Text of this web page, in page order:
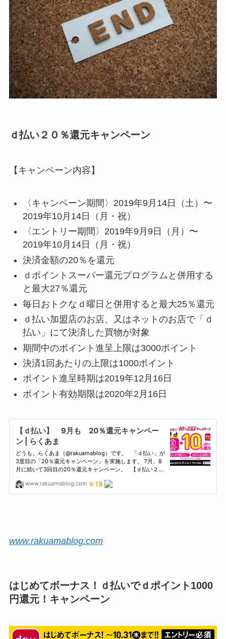
ｄ払い２０％還元キャンペーン
【キャンペーン内容】
〈キャンペーン期間〉2019年9月14日（土）〜
2019年10月14日（月・祝）
〈エントリー期間〉2019年9月9日（月）〜
2019年10月14日（月・祝）
決済金額の20％を還元
ｄポイントスーパー還元プログラムと併用する
と最大27％還元
毎日おトクなｄ曜日と併用すると最大25％還元
ｄ払い加盟店のお店、又はネットのお店で「ｄ
払い」にて決済した買物が対象
期間中のポイント進呈上限は3000ポイント
決済1回あたりの上限は1000ポイント
ポイント進呈時期は2019年12月16日
ポイント有効期限は2020年2月16日
www.rakuamablog.com
はじめてボーナス！ｄ払いでｄポイント1000
円還元！キャンペーン